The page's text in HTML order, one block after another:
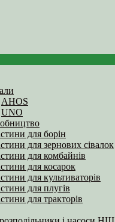
AHOS
UNO
для борін
для зернових сівалок
для комбайнів
для косарок
для культиваторів
для плугів
для тракторів